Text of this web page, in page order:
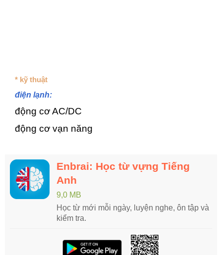
* kỹ thuật
điện lạnh:
động cơ AC/DC
động cơ vạn năng
Enbrai: Học từ vựng Tiếng
Anh
9,0 MB
Học từ mới mỗi ngày, luyện nghe, ôn tập và
kiểm tra.